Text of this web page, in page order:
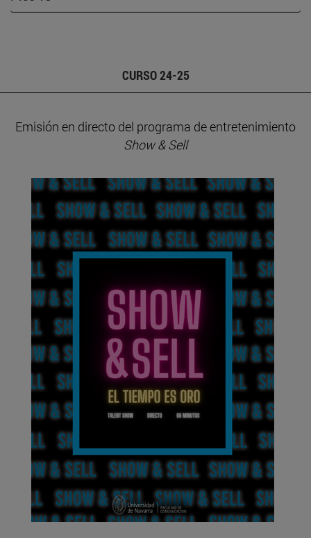
CURSO 24-25
Emisión en directo del programa de entretenimiento
Show & Sell